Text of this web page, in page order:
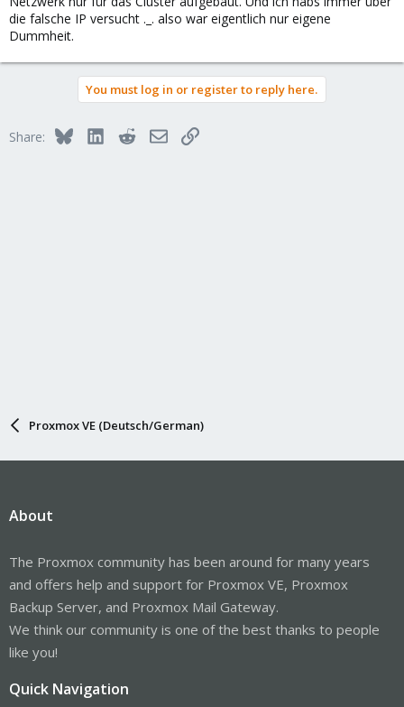
die falsche IP versucht ._. also war eigentlich nur eigene
Dummheit.
You must log in or register to reply here.
Share: BlueskyLinkedInRedditEmailLink
Proxmox VE (Deutsch/German)
About
The Proxmox community has been around for many years
and offers help and support for Proxmox VE, Proxmox
Backup Server, and Proxmox Mail Gateway.
We think our community is one of the best thanks to people
like you!
Quick Navigation